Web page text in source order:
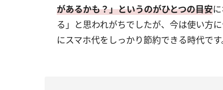
があるかも？」というのがひとつの目安
る」と思われがちでしたが、今は使い方
にスマホ代をしっかり節約できる時代です